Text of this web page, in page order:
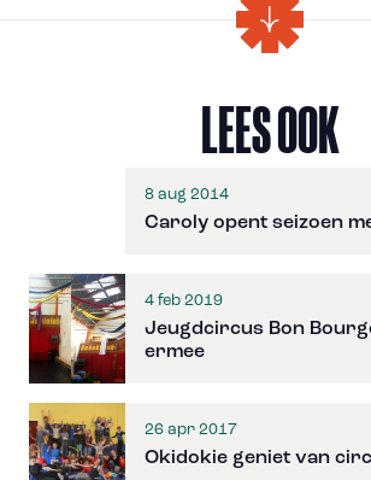
LEES OOK
8 aug 2014
Caroly opent seizoen
4 feb 2019
Jeugdcircus Bon
ermee
26 apr 2017
Okidokie geniet van